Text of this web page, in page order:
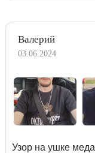
Валерий
03.06.2024
Узор на ушке